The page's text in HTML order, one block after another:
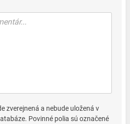
zverejnená a nebude uložená v
Povinné polia sú označené